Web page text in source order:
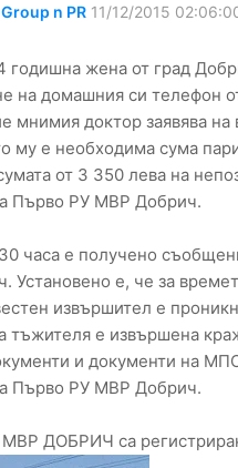
n PR 11/12/2015
годишна жена от град
на домашния си телефон
мнимия доктор заявява
му е необходима сума
от 3 350 лева на
Първо РУ МВР Добрич.
часа е получено
Установено е, че за
извършител е
тъжителя е извършена
и документи на
Първо РУ МВР Добрич.
ДОБРИЧ са